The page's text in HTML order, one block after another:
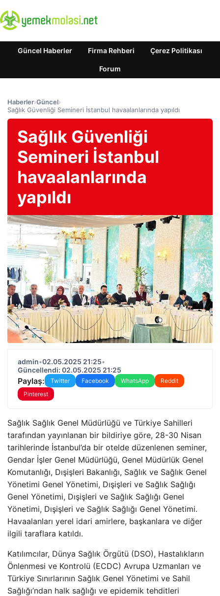
Güncel Haberler Firma Rehberi Çerez Politikası
Forum
Haberler›Güncel›
Sağlık Güvenliği Semineri İstanbul havaalanlarında yapıldı
Sağlık Güvenliği
Semineri İstanbul
havaalanlarında
yapıldı
admin•02.05.2025 21:25•
Güncellendi: 02.05.2025 21:25
Paylaş: Twitter Facebook WhatsApp
Reddit
Pinterest
Sağlık Sağlık Genel Müdürlüğü ve Türkiye Sahilleri
tarafından yayınlanan bir bildiriye göre, 28-30 Nisan
tarihlerinde İstanbul’da bir otelde düzenlenen seminer,
Gendar İşler Genel Müdürlüğü, Genel Müdürlük Genel
Komutanlığı, Dışişleri Bakanlığı, Sağlık ve Sağlık Genel
Yönetimi Genel Yönetimi, Dışişleri ve Sağlık Sağlığı
Genel Yönetimi, Dışişleri ve Sağlık Sağlığı Genel
Yönetimi, Dışişleri ve Sağlık Sağlığı Genel Yönetimi.
Havaalanları yerel idari amirlere, başkanlara ve diğer
ilgili taraflara katıldı.
Katılımcılar, Dünya Sağlık Örgütü (DSO), Hastalıkların
Önlenmesi ve Kontrolü (ECDC) Avrupa Uzmanları ve
Türkiye Sınırlarının Sağlık Genel Yönetimi ve Sahil
Sağlığı’ndan halk sağlığı ve epidemik tehditleri